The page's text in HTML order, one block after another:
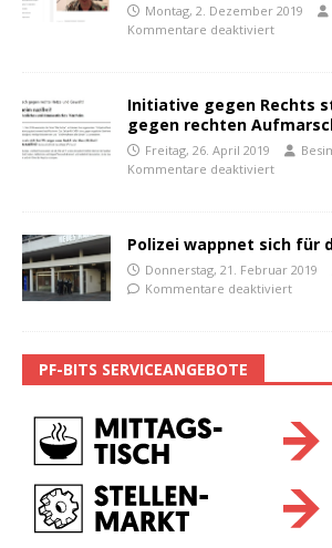
Montag, 2. Dezember 2019
Kommentare deaktiviert
Initiative gegen Rechts
gegen rechten
Freitag, 26. April 2019
Kommentare deaktiviert
Polizei wappnet sich für
Donnerstag, 21. Februar 2019
Kommentare deaktiviert
PF-BITS SERVICEANGEBOTE